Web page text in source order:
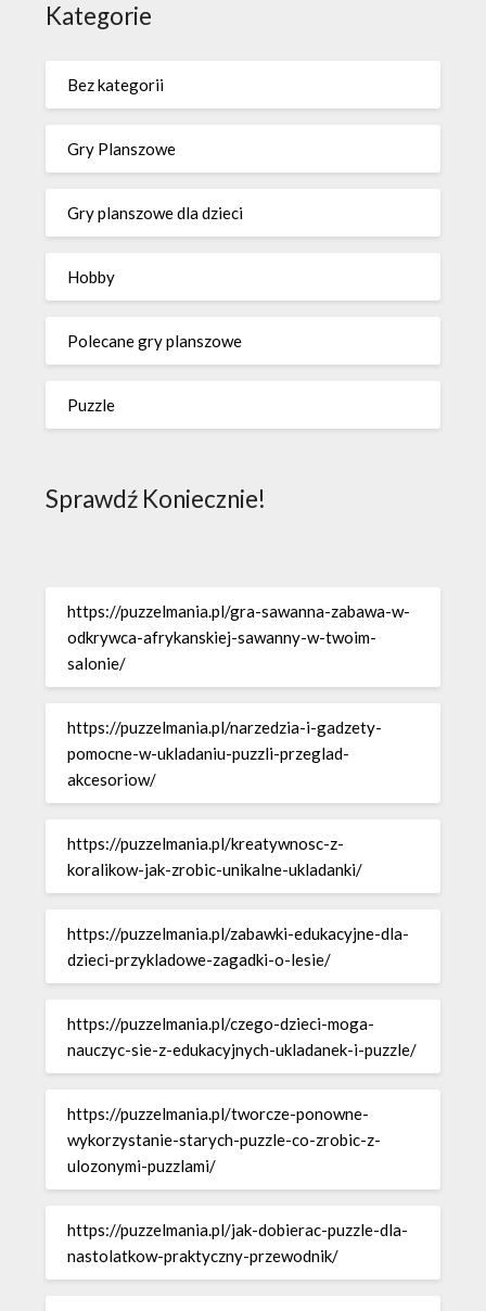
Kategorie
Bez kategorii
Gry Planszowe
Gry planszowe dla dzieci
Hobby
Polecane gry planszowe
Puzzle
Sprawdź Koniecznie!
https://puzzelmania.pl/gra-sawanna-zabawa-w-
odkrywca-afrykanskiej-sawanny-w-twoim-
salonie/
https://puzzelmania.pl/narzedzia-i-gadzety-
pomocne-w-ukladaniu-puzzli-przeglad-
akcesoriow/
https://puzzelmania.pl/kreatywnosc-z-
koralikow-jak-zrobic-unikalne-ukladanki/
https://puzzelmania.pl/zabawki-edukacyjne-dla-
dzieci-przykladowe-zagadki-o-lesie/
https://puzzelmania.pl/czego-dzieci-moga-
nauczyc-sie-z-edukacyjnych-ukladanek-i-puzzle/
https://puzzelmania.pl/tworcze-ponowne-
wykorzystanie-starych-puzzle-co-zrobic-z-
ulozonymi-puzzlami/
https://puzzelmania.pl/jak-dobierac-puzzle-dla-
nastolatkow-praktyczny-przewodnik/